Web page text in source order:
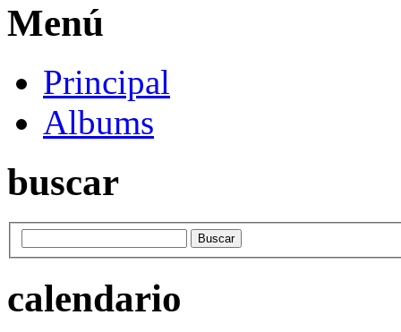
Menú
Principal
Albums
buscar
calendario